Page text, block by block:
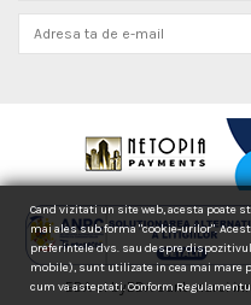
EDA si byEDA sunt marci
Cand vizitati un site web, acesta poate
mai ales sub forma "cookie-urilor".
preferintele dvs. sau despre
mobile), sunt utilizate in cea mai mare
cum va asteptati. Conform